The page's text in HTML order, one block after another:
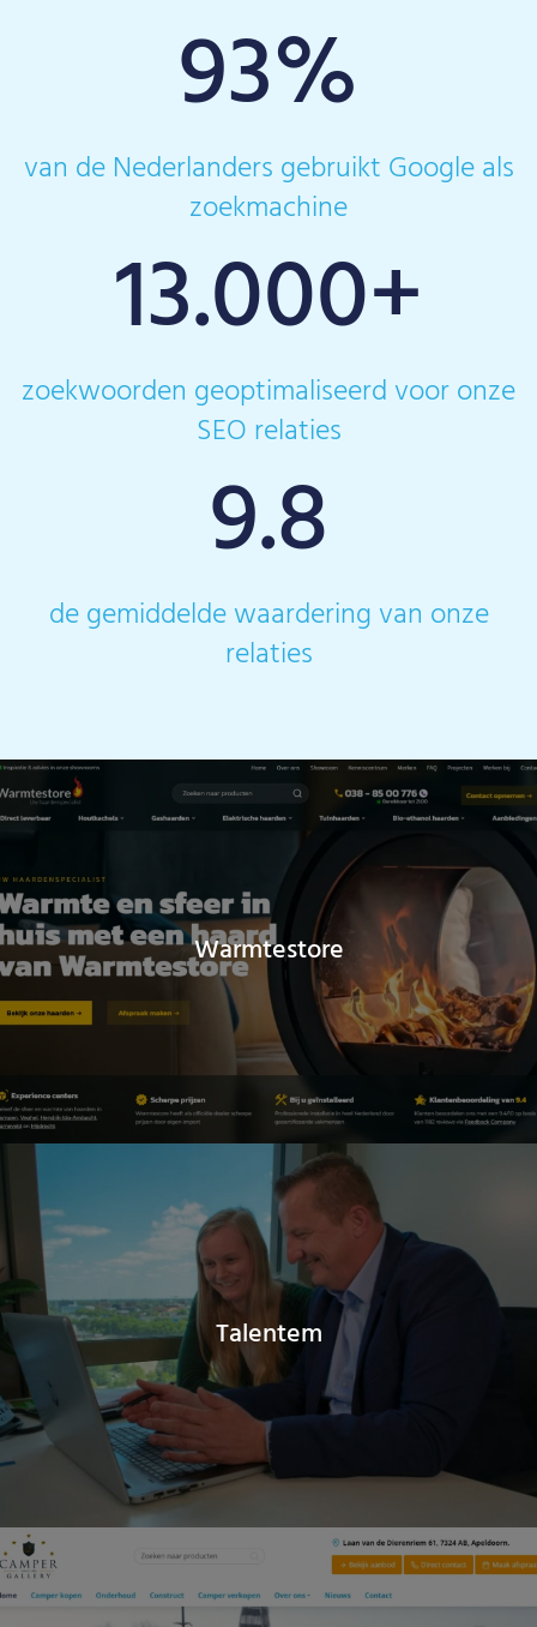
93%
van de Nederlanders gebruikt Google als
zoekmachine
13.000+
zoekwoorden geoptimaliseerd voor onze
SEO relaties
9.8
de gemiddelde waardering van onze
relaties
Warmtestore
Talentem